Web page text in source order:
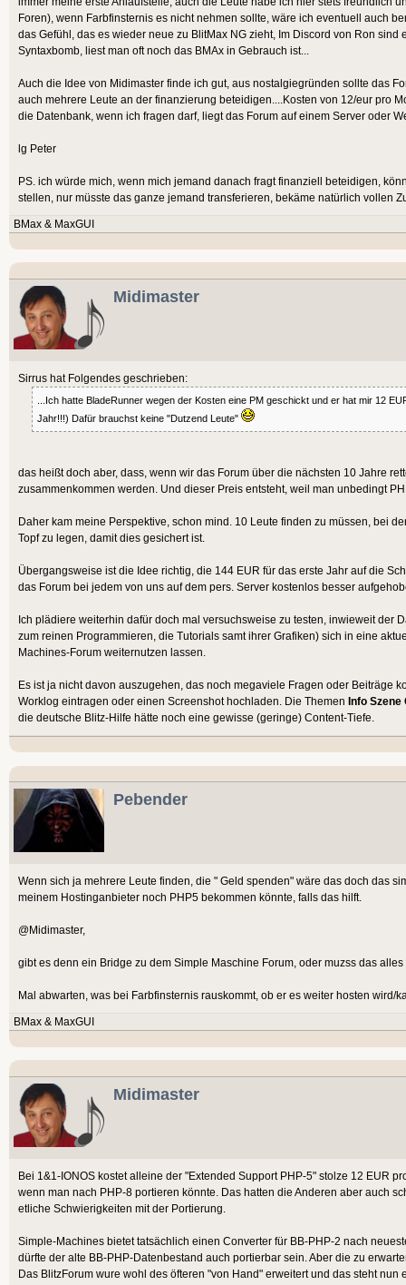
Foren), wenn Farbfinsternis es nicht nehmen sollte, wäre ich eventuell auch
das Gefühl, das es wieder neue zu BlitMax NG zieht, Im Discord von Ron
Syntaxbomb, liest man oft noch das BMAx in Gebrauch ist...
Auch die Idee von Midimaster finde ich gut, aus nostalgiegründen sollte das
auch mehrere Leute an der finanzierung beteidigen....Kosten von 12/eur pro
die Datenbank, wenn ich fragen darf, liegt das Forum auf einem Server oder
lg Peter
PS. ich würde mich, wenn mich jemand danach fragt finanziell beteidigen,
stellen, nur müsste das ganze jemand transferieren, bekäme natürlich vollen
BMax & MaxGUI
Midimaster
Sirrus hat Folgendes geschrieben:
...Ich hatte BladeRunner wegen der Kosten eine PM geschickt und er hat mir 12
Jahr!!!) Dafür brauchst keine "Dutzend Leute"
das heißt doch aber, dass, wenn wir das Forum über die nächsten 10 Jahre
zusammenkommen werden. Und dieser Preis entsteht, weil man unbedingt
Daher kam meine Perspektive, schon mind. 10 Leute finden zu müssen, bei
Topf zu legen, damit dies gesichert ist.
Übergangsweise ist die Idee richtig, die 144 EUR für das erste Jahr auf die
das Forum bei jedem von uns auf dem pers. Server kostenlos besser
Ich plädiere weiterhin dafür doch mal versuchsweise zu testen, inwieweit der
zum reinen Programmieren, die Tutorials samt ihrer Grafiken) sich in eine
Machines-Forum weiternutzen lassen.
Es ist ja nicht davon auszugehen, das noch megaviele Fragen oder Beiträge
Worklog eintragen oder einen Screenshot hochladen. Die Themen Info Szene
die deutsche Blitz-Hilfe hätte noch eine gewisse (geringe) Content-Tiefe.
Pebender
Wenn sich ja mehrere Leute finden, die " Geld spenden" wäre das doch das
meinem Hostinganbieter noch PHP5 bekommen könnte, falls das hilft.
@Midimaster,
gibt es denn ein Bridge zu dem Simple Maschine Forum, oder muzss das
Mal abwarten, was bei Farbfinsternis rauskommt, ob er es weiter hosten wird/
BMax & MaxGUI
Midimaster
Bei 1&1-IONOS kostet alleine der "Extended Support PHP-5" stolze 12 EUR
wenn man nach PHP-8 portieren könnte. Das hatten die Anderen aber auch
etliche Schwierigkeiten mit der Portierung.
Simple-Machines bietet tatsächlich einen Converter für BB-PHP-2 nach
dürfte der alte BB-PHP-Datenbestand auch portierbar sein. Aber die zu
Das BlitzForum wure wohl des öfteren "von Hand" erweitert und das steht nun